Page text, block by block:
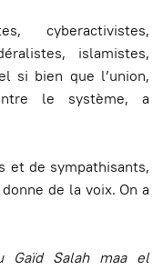
cyberactivistes,
islamistes,
si bien que l’union,
le système, a
et de sympathisants,
de la voix. On a
Gaïd Salahmaa el